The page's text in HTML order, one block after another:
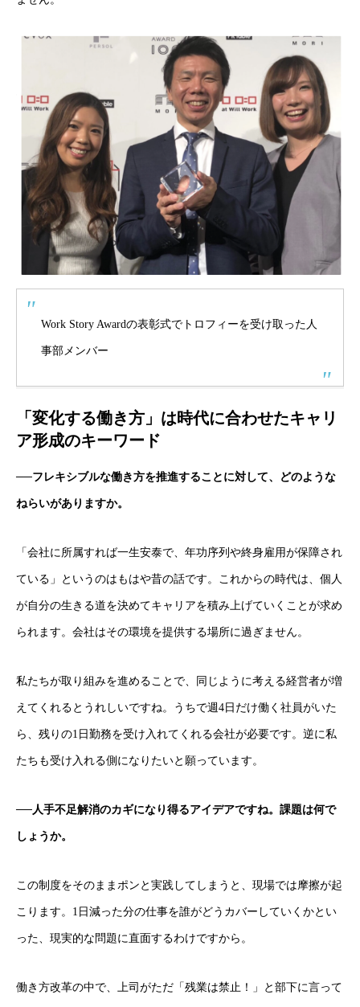
おすすめコンテンツ
求人情報
BLOG
Work Story Awardの表彰式でトロフィーを受け取った人
事部メンバー
「変化する働き方」は時代に合わせたキャリ
ア形成のキーワード
──フレキシブルな働き方を推進することに対して、どのような
ねらいがありますか。
「会社に所属すれば一生安泰で、年功序列や終身雇用が保障され
ている」というのはもはや昔の話です。これからの時代は、個人
が自分の生きる道を決めてキャリアを積み上げていくことが求め
られます。会社はその環境を提供する場所に過ぎません。
私たちが取り組みを進めることで、同じように考える経営者が増
えてくれるとうれしいですね。うちで週4日だけ働く社員がいた
ら、残りの1日勤務を受け入れてくれる会社が必要です。逆に私
たちも受け入れる側になりたいと願っています。
──人手不足解消のカギになり得るアイデアですね。課題は何で
しょうか。
この制度をそのままポンと実践してしまうと、現場では摩擦が起
こります。1日減った分の仕事を誰がどうカバーしていくかとい
った、現実的な問題に直面するわけですから。
働き方改革の中で、上司がただ「残業は禁止！」と部下に言って